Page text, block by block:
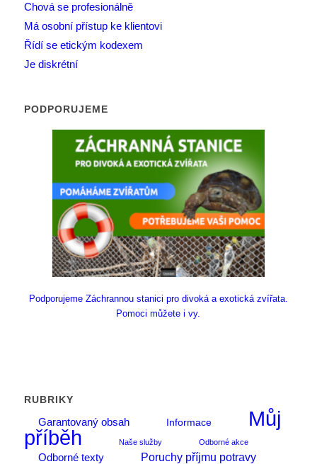
Chová se profesionálně
Má osobní přístup ke klientovi
Řídí se etickým kodexem
Je diskrétní
PODPORUJEME
Podporujeme Záchrannou stanici pro divoká a exotická zvířata.
Pomoci můžete i vy.
RUBRIKY
Garantovaný obsah
Informace
Můj
příběh
Naše služby Odborné akce
Odborné texty Poruchy příjmu potravy